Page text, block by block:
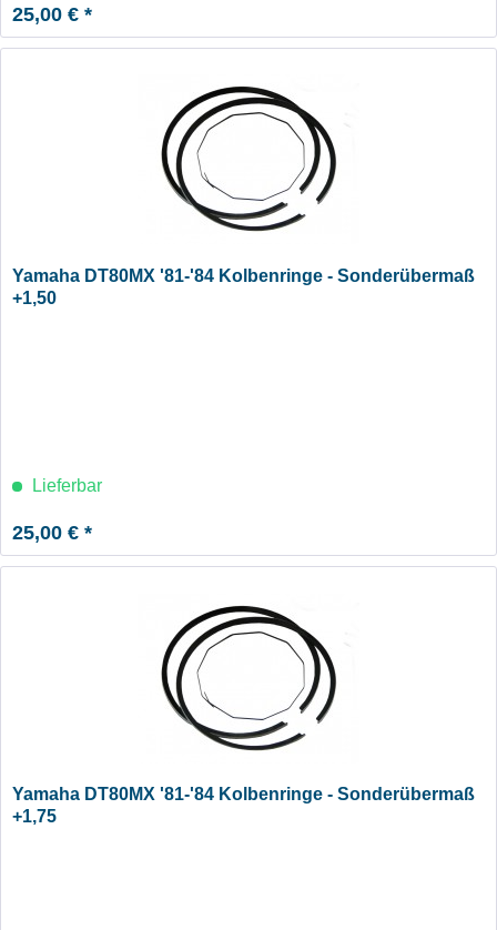
25,00 € *
Yamaha DT80MX '81-'84 Kolbenringe - Sonderübermaß
+1,50
Lieferbar
25,00 € *
Yamaha DT80MX '81-'84 Kolbenringe - Sonderübermaß
+1,75